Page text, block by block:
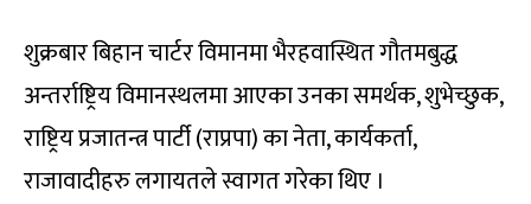
शुक्रबार बिहान चार्टर विमानमा भैरहवास्थित गौतमबुद्ध
अन्तर्राष्ट्रिय विमानस्थलमा आएका उनका समर्थक, शुभेच्छुक,
राष्ट्रिय प्रजातन्त्र पार्टी (राप्रपा) का नेता, कार्यकर्ता,
राजावादीहरु लगायतले स्वागत गरेका थिए ।